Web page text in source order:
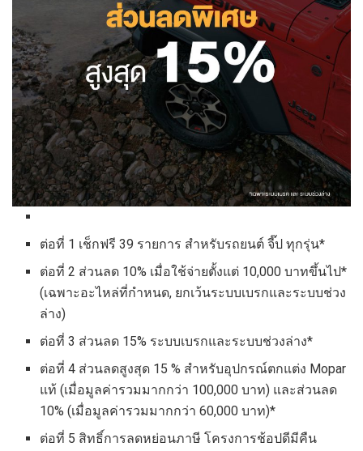
ต่อที่ 1 เช็กฟรี 39 รายการ สำหรับรถยนต์ จี๊ป ทุกรุ่น*
ต่อที่ 2 ส่วนลด 10% เมื่อใช้จ่ายตั้งแต่ 10,000 บาทขึ้นไป*
(เฉพาะอะไหล่ที่กำหนด, ยกเว้นระบบเบรกและระบบช่วง
ล่าง)
ต่อที่ 3 ส่วนลด 15% ระบบเบรกและระบบช่วงล่าง*
ต่อที่ 4 ส่วนลดสูงสุด 15 % สำหรับอุปกรณ์ตกแต่ง Mopar
แท้ (เมื่อมูลค่ารวมมากกว่า 100,000 บาท) และส่วนลด
10% (เมื่อมูลค่ารวมมากกว่า 60,000 บาท)*
ต่อที่ 5 สิทธิ์การลดหย่อนภาษี โครงการช้อปดีมีคืน